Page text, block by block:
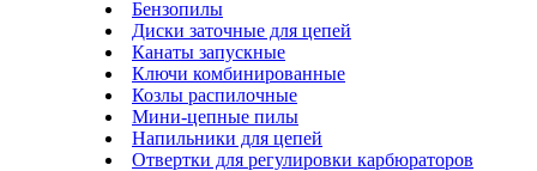
Бензопилы
Диски заточные для цепей
Канаты запускные
Ключи комбинированные
Козлы распилочные
Мини-цепные пилы
Напильники для цепей
Отвертки для регулировки карбюраторов